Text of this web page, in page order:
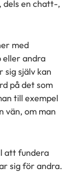
dels en chatt-,
med
eller andra
sig själv kan
på det som
till exempel
vän, om man
att fundera
sig för andra.